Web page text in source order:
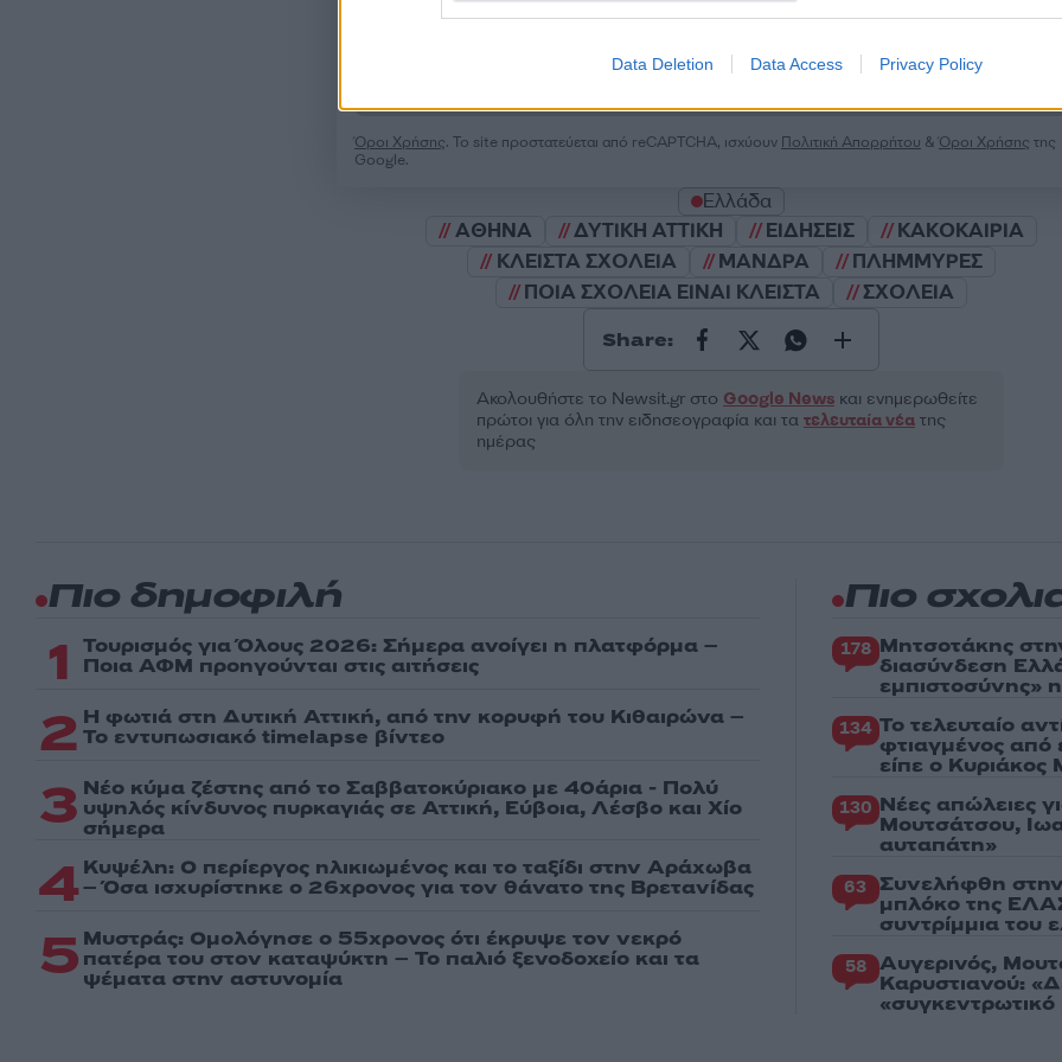
Data Deletion Data Access Privacy Policy
Όροι Χρήσης. Το site προστατεύεται από reCAPTCHA, ισχύουν Πολιτική Απορρήτου &Όροι Χρήσης της
Google.
Ελλάδα
ΑΘΗΝΑ
ΔΥΤΙΚΗ ΑΤΤΙΚΗ ΕΙΔΗΣΕΙΣ
ΚΑΚΟΚΑΙΡΙΑ
ΚΛΕΙΣΤΑ ΣΧΟΛΕΙΑ
ΜΑΝΔΡΑ
ΠΛΗΜΜΥΡΕΣ
ΠΟΙΑ ΣΧΟΛΕΙΑ ΕΙΝΑΙ ΚΛΕΙΣΤΑ
ΣΧΟΛΕΙΑ
Share:
Ακολουθήστε το Νewsit.gr στο Google Newsκαι ενημερωθείτε
πρώτοι για όλη την ειδησεογραφία και τα τελευταία νέατης
ημέρας
Πιο δημοφιλή
1 Τουρισμός για Όλους 2026: Σήμερα ανοίγει η πλατφόρμα –
Ποια ΑΦΜ προηγούνται στις αιτήσεις
2 Η φωτιά στη Δυτική Αττική, από την κορυφή του Κιθαιρώνα –
Το εντυπωσιακό timelapse βίντεο
3 Νέο κύμα ζέστης από το Σαββατοκύριακο με 40άρια - Πολύ
υψηλός κίνδυνος πυρκαγιάς σε Αττική, Εύβοια, Λέσβο και Χίο
σήμερα
4 Κυψέλη: Ο περίεργος ηλικιωμένος και το ταξίδι στην Αράχωβα
– Όσα ισχυρίστηκε ο 26χρονος για τον θάνατο της Βρετανίδας
5 Μυστράς: Ομολόγησε ο 55χρονος ότι έκρυψε τον νεκρό
πατέρα του στον καταψύκτη – Το παλιό ξενοδοχείο και τα
ψέματα στην αστυνομία
Πιο
178 Μητσοτάκης
διασύνδεση
εμπιστοσύνης»
134 Το τελευταίο
φτιαγμένος από
είπε ο Κυριάκος
130 Νέες απώλειες
Μουτσάτσου,
αυταπάτη»
63 Συνελήφθη
μπλόκο της
συντρίμμια του
58 Αυγερινός,
Καρυστιανού: